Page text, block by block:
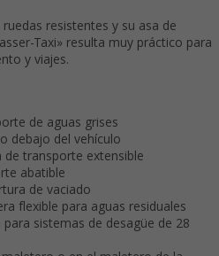
resistentes y su asa de
Taxi» resulta muy práctico para
y viajes.
de aguas grises
debajo del vehículo
de transporte extensible
abatible
de vaciado
flexible para aguas residuales
sistemas de desagüe de 28